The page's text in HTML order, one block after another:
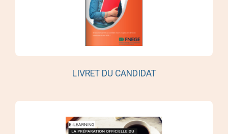
LIVRET DU CANDIDAT